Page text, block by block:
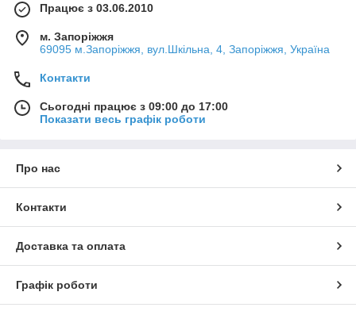
Працює з 03.06.2010
м. Запоріжжя
69095 м.Запоріжжя, вул.Шкільна, 4, Запоріжжя, Україна
Контакти
Сьогодні працює з 09:00 до 17:00
Показати весь графік роботи
Про нас
Контакти
Доставка та оплата
Графік роботи